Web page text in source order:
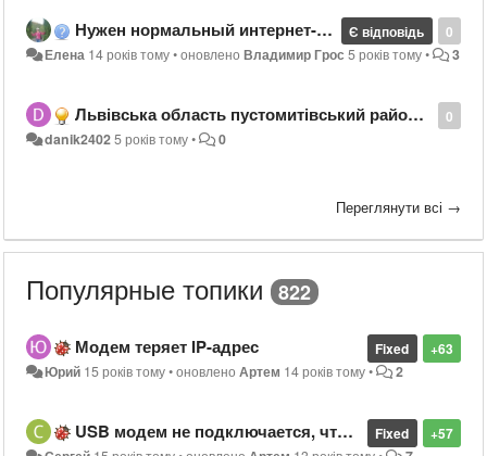
0
Є відповідь
Нужен нормальный интернет-провайдер в поселке Гора, Бориспольский район
Елена 14 років тому•оновленоВладимир Грос 5 років тому• 3
0
Львівська область пустомитівський район село підтемне вулиця зубрівська 58
danik24025 років тому• 0
Переглянути всі →
Популярные топики 822
+63
Fixed
Модем теряет IP-адрес
Юрий 15 років тому•оновленоАртем 14 років тому• 2
+57
Fixed
USB модем не подключается, что делать?